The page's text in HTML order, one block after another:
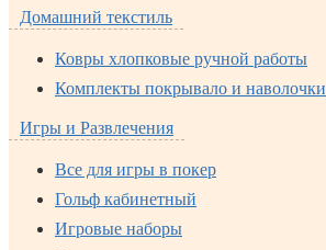
Домашний текстиль
Ковры хлопковые ручной работы
Комплекты покрывало и наволочки
Игры и Развлечения
Все для игры в покер
Гольф кабинетный
Игровые наборы